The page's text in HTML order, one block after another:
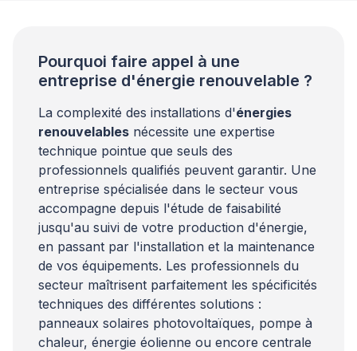
Pourquoi faire appel à une
entreprise d'énergie renouvelable ?
La complexité des installations d'énergies
renouvelables nécessite une expertise
technique pointue que seuls des
professionnels qualifiés peuvent garantir. Une
entreprise spécialisée dans le secteur vous
accompagne depuis l'étude de faisabilité
jusqu'au suivi de votre production d'énergie,
en passant par l'installation et la maintenance
de vos équipements. Les professionnels du
secteur maîtrisent parfaitement les spécificités
techniques des différentes solutions :
panneaux solaires photovoltaïques, pompe à
chaleur, énergie éolienne ou encore centrale